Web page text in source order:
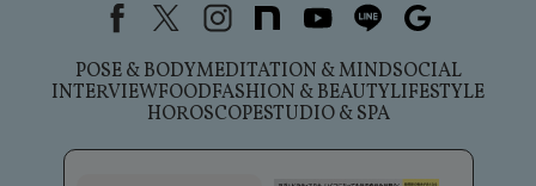
FacebookX（旧Twitter）
instagram
note youtubeline
POSE & BODYMEDITATION & MINDSOCIAL
INTERVIEWFOODFASHION & BEAUTYLIFESTYLE
HOROSCOPESTUDIO & SPA